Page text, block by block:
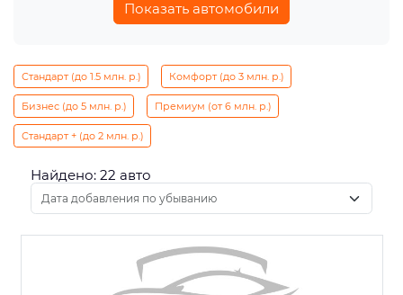
Показать автомобили
Стандарт (до 1.5 млн. р.) Комфорт (до 3 млн. р.)
Бизнес (до 5 млн. р.) Премиум (от 6 млн. р.)
Стандарт + (до 2 млн. р.)
Найдено: 22 авто